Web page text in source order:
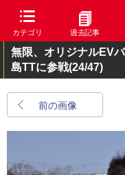
カテゴリ 過去記事
無限、オリジナルEV
島TTに参戦(24/47)
前の画像